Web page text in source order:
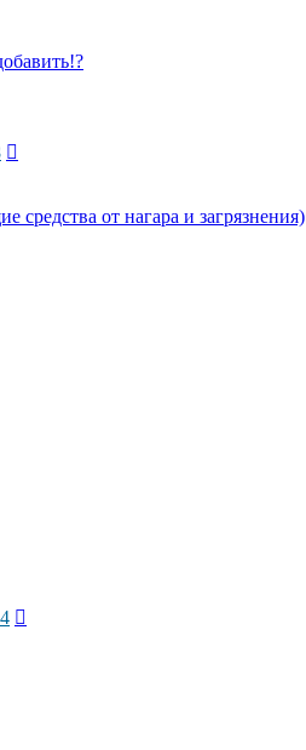
от нагара и загрязнения)